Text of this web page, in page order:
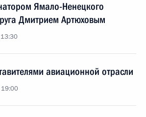
Ямало-Ненецкого
Дмитрием Артюховым
13:30
авиационной отрасли
19:00